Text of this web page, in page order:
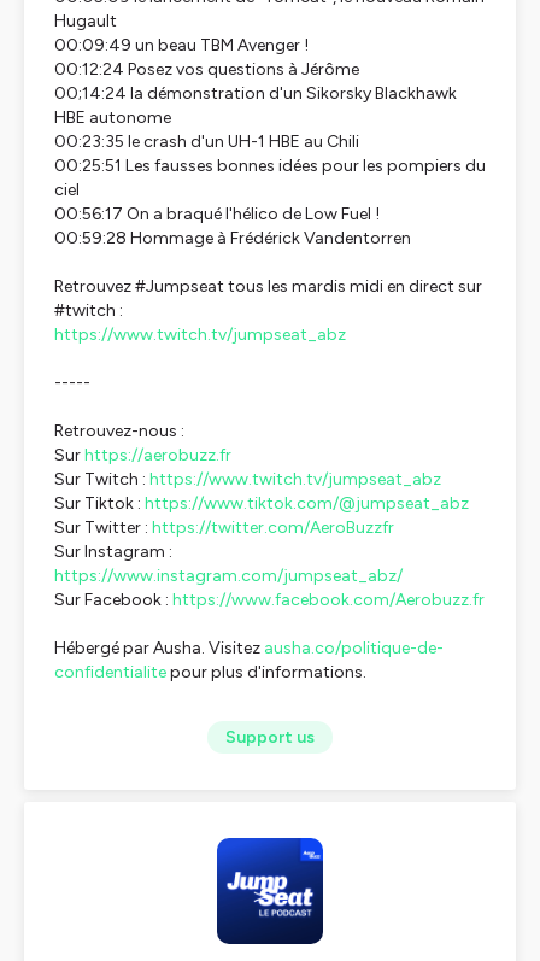
Hugault
00:09:49 un beau TBM Avenger !
00:12:24 Posez vos questions à Jérôme
00;14:24 la démonstration d'un Sikorsky Blackhawk
HBE autonome
00:23:35 le crash d'un UH-1 HBE au Chili
00:25:51 Les fausses bonnes idées pour les pompiers du
ciel
00:56:17 On a braqué l'hélico de Low Fuel !
00:59:28 Hommage à Frédérick Vandentorren
Retrouvez #Jumpseat tous les mardis midi en direct sur
#twitch :
https://www.twitch.tv/jumpseat_abz
-----
Retrouvez-nous :
Surhttps://aerobuzz.fr
Sur Twitch : https://www.twitch.tv/jumpseat_abz
Sur Tiktok : https://www.tiktok.com/@jumpseat_abz
Sur Twitter : https://twitter.com/AeroBuzzfr
Sur Instagram :
https://www.instagram.com/jumpseat_abz/
Sur Facebook : https://www.facebook.com/Aerobuzz.fr
Hébergé par Ausha. Visitez ausha.co/politique-de-
confidentialitepour plus d'informations.
Support us